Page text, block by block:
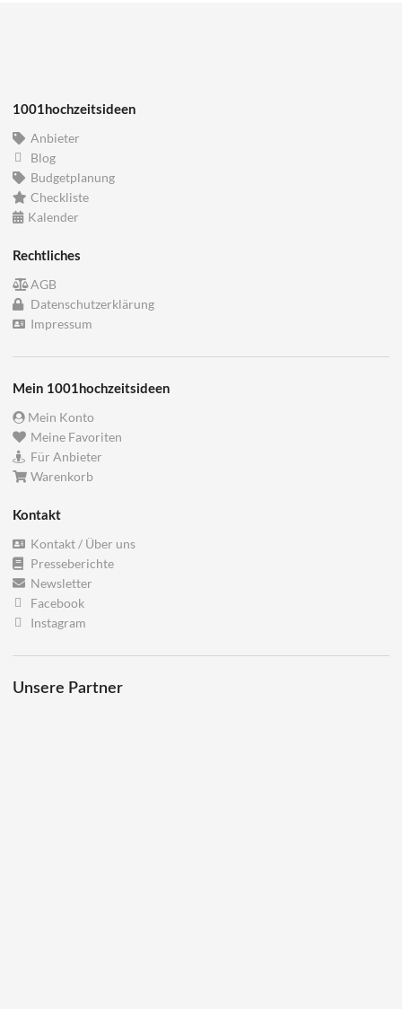
1001hochzeitsideen
Anbieter
Blog
Budgetplanung
Checkliste
Kalender
Rechtliches
AGB
Datenschutzerklärung
Impressum
Mein 1001hochzeitsideen
Mein Konto
Meine Favoriten
Für Anbieter
Warenkorb
Kontakt
Kontakt / Über uns
Presseberichte
Newsletter
Facebook
Instagram
Unsere Partner